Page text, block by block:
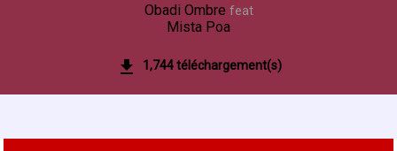
Obadi Ombre feat
Mista Poa
1,744 téléchargement(s)